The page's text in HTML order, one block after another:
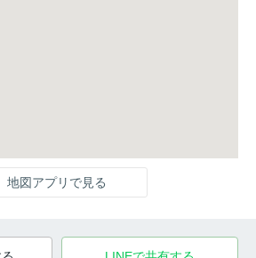
地図アプリで見る